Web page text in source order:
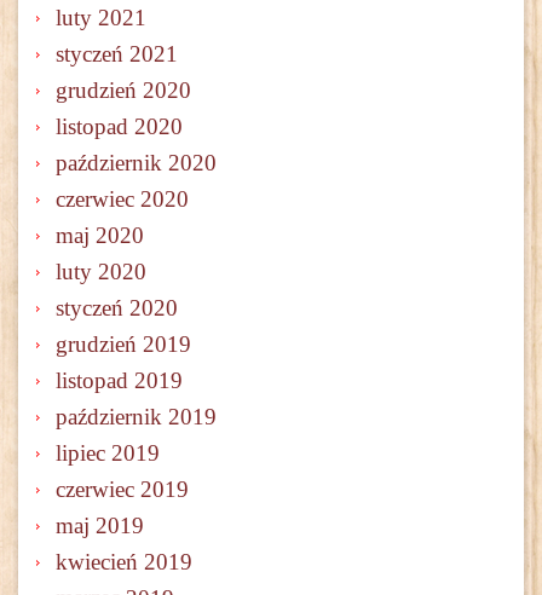
luty 2021
styczeń 2021
grudzień 2020
listopad 2020
październik 2020
czerwiec 2020
maj 2020
luty 2020
styczeń 2020
grudzień 2019
listopad 2019
październik 2019
lipiec 2019
czerwiec 2019
maj 2019
kwiecień 2019